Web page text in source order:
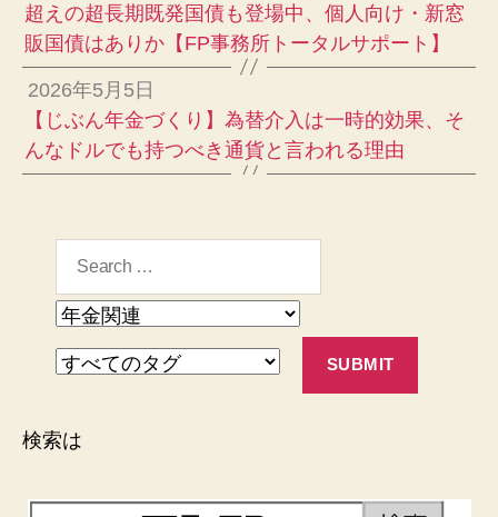
超えの超長期既発国債も登場中、個人向け・新窓
販国債はありか【FP事務所トータルサポート】
2026年5月5日
【じぶん年金づくり】為替介入は一時的効果、そ
んなドルでも持つべき通貨と言われる理由
検索は